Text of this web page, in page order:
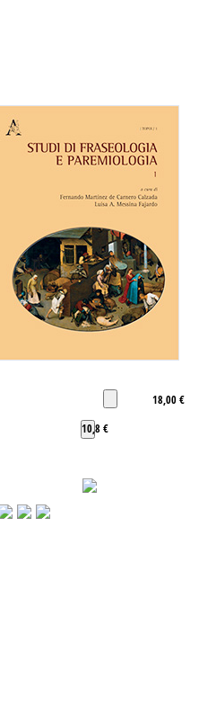
18,00 €
10,8 €